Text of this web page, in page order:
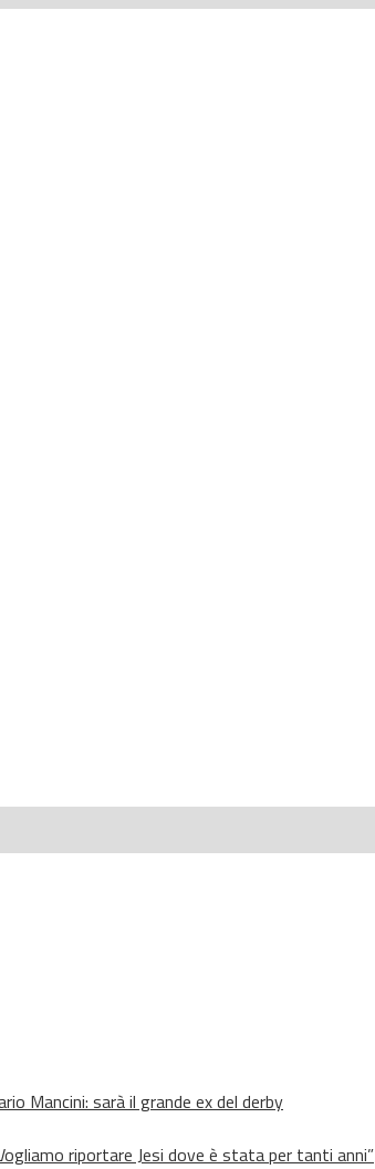
Mancini: sarà il grande ex del derby
riportare Jesi dove è stata per tanti anni”